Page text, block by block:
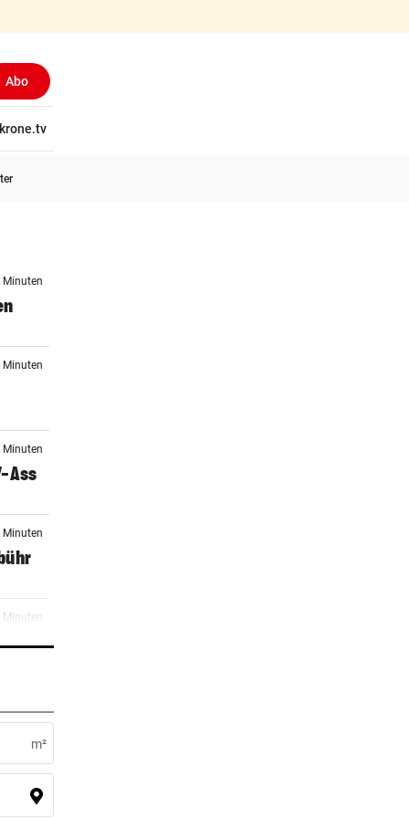
Abo
krone.tv
Minuten
Minuten
Minuten
Ass
Minuten
Minuten
Minuten
m²